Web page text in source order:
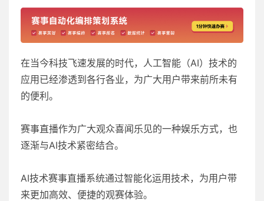
在当今科技飞速发展的时代，人工智能（AI）技术的
应用已经渗透到各行各业，为广大用户带来前所未有
的便利。
赛事直播作为广大观众喜闻乐见的一种娱乐方式，也
逐渐与AI技术紧密结合。
AI技术赛事直播系统通过智能化运用技术，为用户带
来更加高效、便捷的观赛体验。